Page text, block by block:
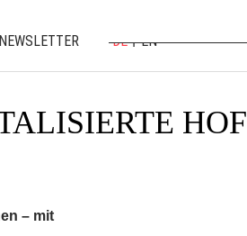
NEWSLETTER DE EN
HOF
– mit